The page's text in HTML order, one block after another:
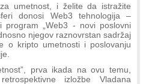
umetnost, i želite da istražite
donosi Web3 tehnologija –
program „Web3 - novi poslovni
njegov raznovrstan sadržaj
o kripto umetnosti i poslovanju
prva ikada na ovu temu,
izložbe Vladana